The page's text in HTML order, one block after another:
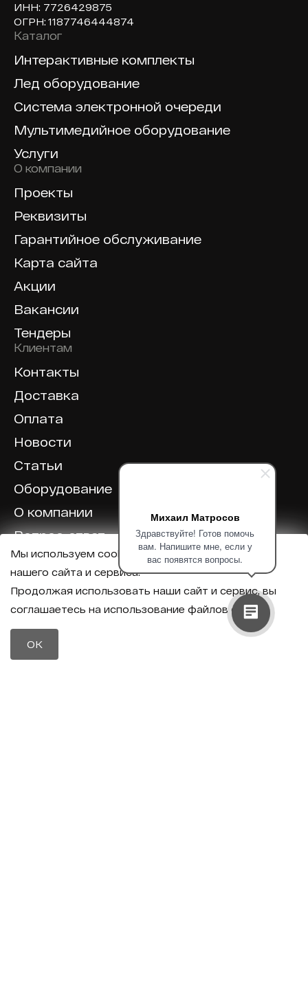
Михаил Матросов
Здравствуйте! Готов помочь
вам. Напишите мне, если у
вас появятся вопросы.
ИНН: 7726429875
ОГРН: 1187746444874
Доп навигация по сайту
Каталог
Интерактивные комплекты
Лед оборудование
Система электронной очереди
Мультимедийное оборудование
Услуги
О компании
Проекты
Реквизиты
Гарантийное обслуживание
Карта сайта
Акции
Вакансии
Тендеры
Клиентам
Контакты
Доставка
Оплата
Новости
Статьи
Оборудование
О компании
Вопрос-ответ
Отзывы
Политика конфиденциальности
Политика обработки персональных данных
8 (800) 600-40-37
Мы используем cookie для корректной работы
нашего сайта и сервиса.
Продолжая использовать наши сайт и сервис, вы
соглашаетесь на использование файлов cookie.
OK